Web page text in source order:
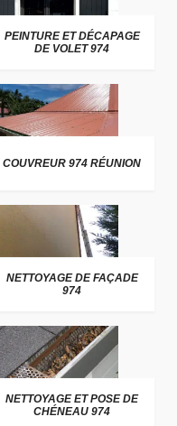
PEINTURE ET DÉCAPAGE
DE VOLET 974
COUVREUR 974 RÉUNION
NETTOYAGE DE FAÇADE
974
NETTOYAGE ET POSE DE
CHÉNEAU 974